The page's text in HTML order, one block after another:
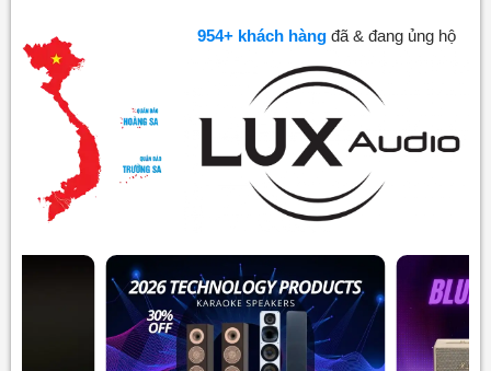
998+ khách hàng đã & đang ủng hộ